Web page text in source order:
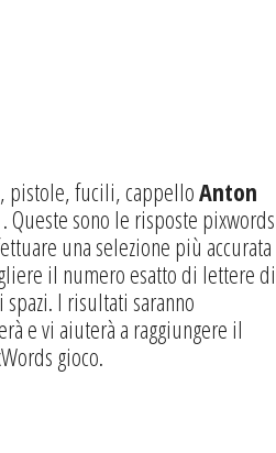
pistole, fucili, cappelloAnton
. Queste sono le risposte pixwords
una selezione più accurata
il numero esatto di lettere di
I risultati saranno
e vi aiuterà a raggiungere il
gioco.